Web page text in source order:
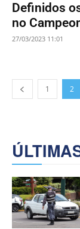
Definidos
no
27/03/2023 11:01
1 2